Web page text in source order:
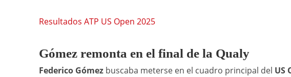
Resultados ATP US Open 2025
Gómez remonta en el final de la Qualy
Federico Gómezbuscaba meterse en el cuadro principal del US